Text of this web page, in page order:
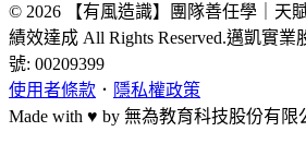
© 2026 【有風造識】團隊善任學｜天
績效達成 All Rights Reserved.邁凱實業
號: 00209399
使用者條款 ． 隱私權政策
Made with ♥ by 無為教育科技股份有限